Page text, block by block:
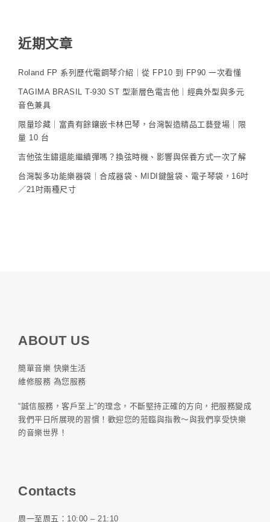
近期文章
Roland FP 系列歷代電鋼琴介紹｜從 FP10 到 FP90 一次看懂
TAGIMA BRASIL T-930 ST 型漸層色電吉他｜經典外型與多元
音色兼具
限量珍藏｜富貴有餘鑲嵌卡林巴琴，台灣製造精品工藝登場｜限
量 10 台
吉他弦生鏽還能繼續彈嗎？換弦時機、影響與保養方式一次了解
台灣製多功能樂器袋｜合成器袋、MIDI鍵盤袋、電子琴袋，16吋
／21吋兩種尺寸
ABOUT US
簡單音樂 快樂生活
維修服務 為您服務
“誠信服務，客戶至上”的理念，不斷堅持正確的方向，把服務變成
我們平日所展現的習慣！歡迎您的蒞臨與指教～與我們享受快樂
的音樂世界！
Contacts
周一至周五：10:00 – 21:10